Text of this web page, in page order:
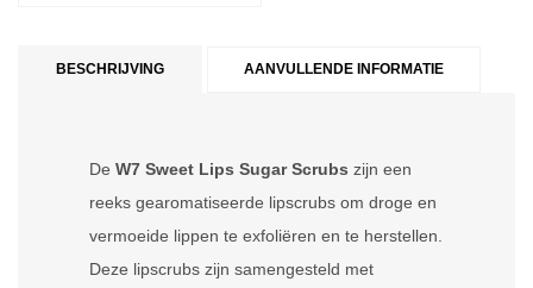
BESCHRIJVING AANVULLENDE INFORMATIE
De W7 Sweet Lips Sugar Scrubs zijn een
reeks gearomatiseerde lipscrubs om droge en
vermoeide lippen te exfoliëren en te herstellen.
Deze lipscrubs zijn samengesteld met